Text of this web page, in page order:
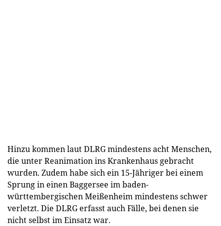
Hinzu kommen laut DLRG mindestens acht Menschen,
die unter Reanimation ins Krankenhaus gebracht
wurden. Zudem habe sich ein 15-Jähriger bei einem
Sprung in einen Baggersee im baden-
württembergischen Meißenheim mindestens schwer
verletzt. Die DLRG erfasst auch Fälle, bei denen sie
nicht selbst im Einsatz war.